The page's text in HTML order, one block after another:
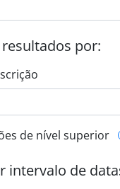
por:
descrição de
de nível superior
intervalo de